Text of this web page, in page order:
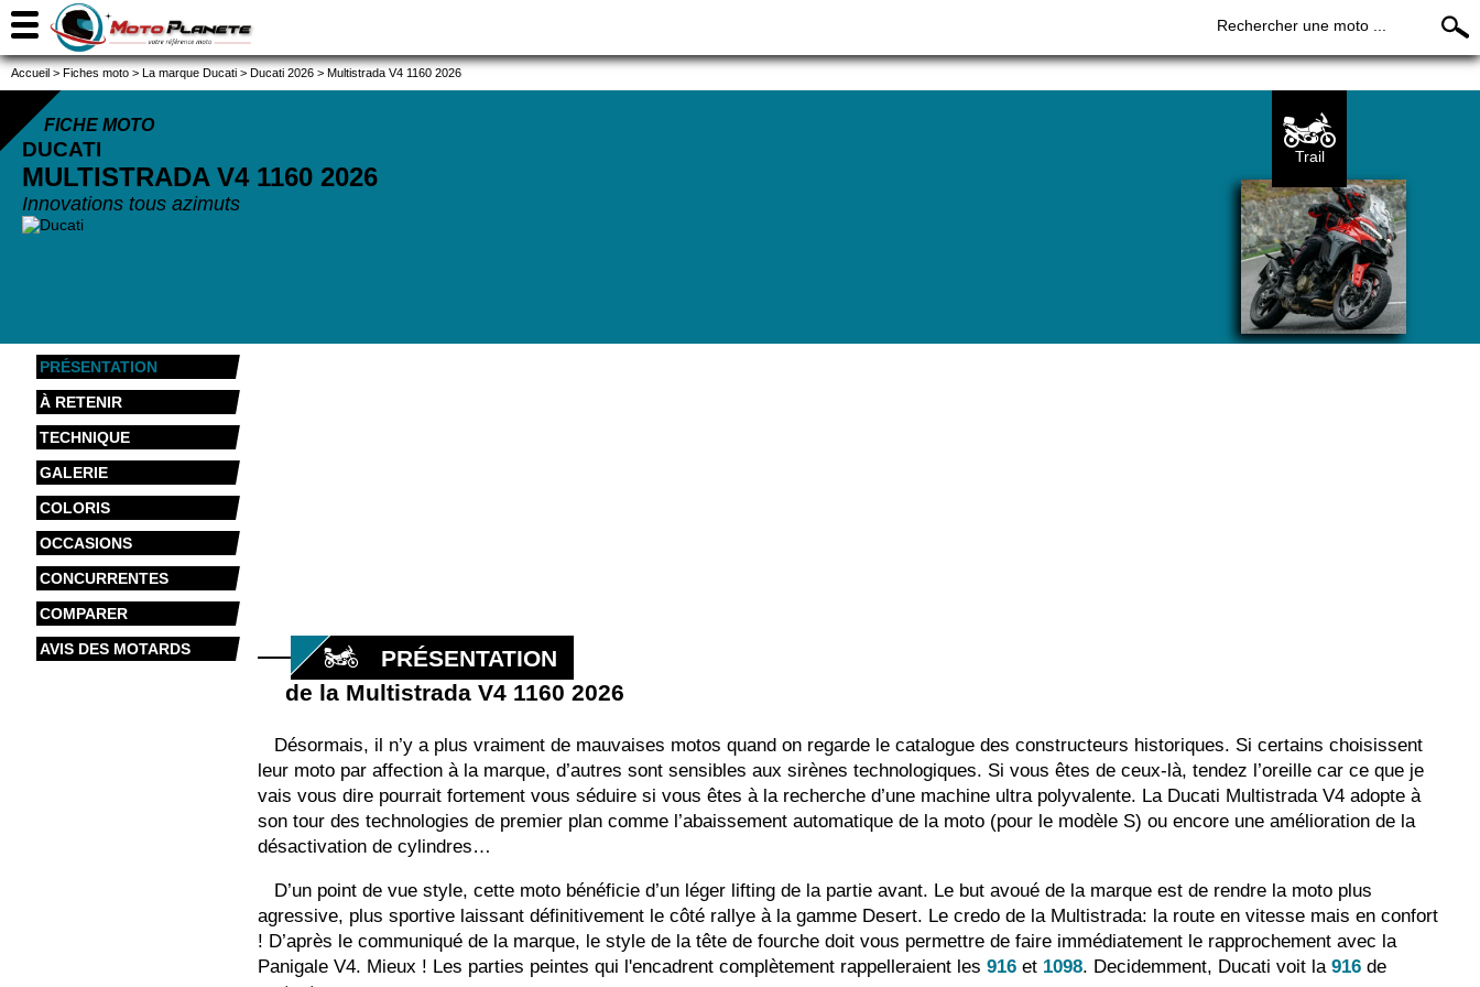
Rechercher une moto ...
Accueil > Fiches moto > La marque Ducati > Ducati 2026 > Multistrada V4 1160 2026
FICHE MOTO
DUCATI
MULTISTRADA V4 1160 2026
Innovations tous azimuts
Trail
PRÉSENTATION
À RETENIR
TECHNIQUE
GALERIE
COLORIS
OCCASIONS
CONCURRENTES
COMPARER
AVIS DES MOTARDS
PRÉSENTATION
de la Multistrada V4 1160 2026
Désormais, il n’y a plus vraiment de mauvaises motos quand on regarde le catalogue des constructeurs historiques. Si certains choisissent
leur moto par affection à la marque, d’autres sont sensibles aux sirènes technologiques. Si vous êtes de ceux-là, tendez l’oreille car ce que je
vais vous dire pourrait fortement vous séduire si vous êtes à la recherche d’une machine ultra polyvalente. La Ducati Multistrada V4 adopte à
son tour des technologies de premier plan comme l’abaissement automatique de la moto (pour le modèle S) ou encore une amélioration de la
désactivation de cylindres…
D’un point de vue style, cette moto bénéficie d’un léger lifting de la partie avant. Le but avoué de la marque est de rendre la moto plus
agressive, plus sportive laissant définitivement le côté rallye à la gamme Desert. Le credo de la Multistrada: la route en vitesse mais en confort
! D’après le communiqué de la marque, le style de la tête de fourche doit vous permettre de faire immédiatement le rapprochement avec la
Panigale V4. Mieux ! Les parties peintes qui l'encadrent complètement rappelleraient les916et 1098. Decidemment, Ducati voit la916de